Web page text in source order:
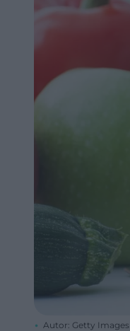
Autor: Getty Images